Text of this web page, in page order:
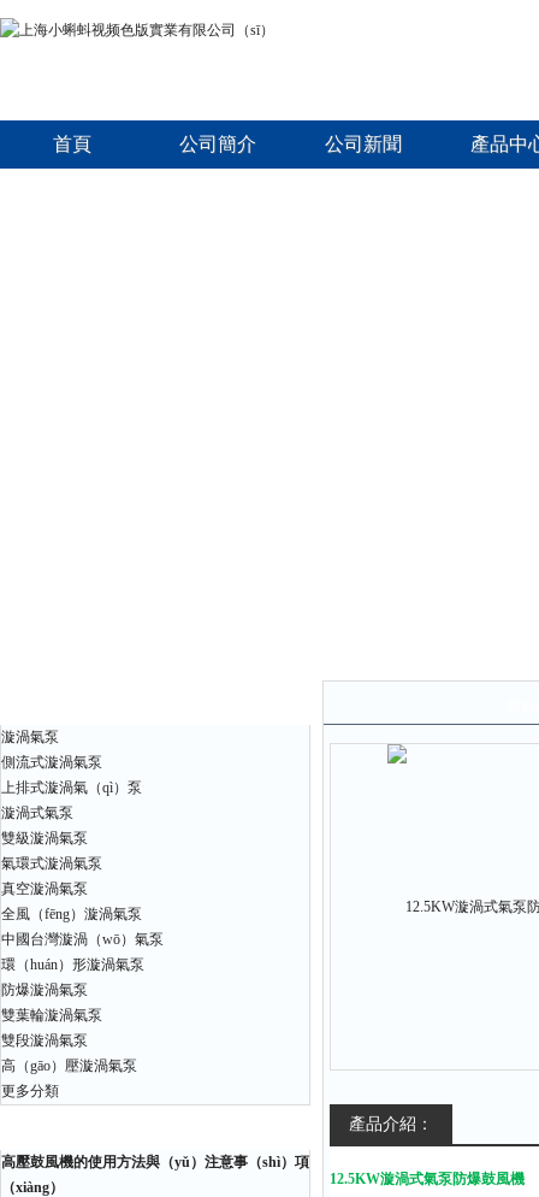
首頁 公司簡介 公司新聞 產品中
漩渦氣泵
側流式漩渦氣泵
上排式漩渦氣（qì）泵
漩渦式氣泵
雙級漩渦氣泵
氣環式漩渦氣泵
真空漩渦氣泵
全風（fēng）漩渦氣泵
中國台灣漩渦（wō）氣泵
環（huán）形漩渦氣泵
防爆漩渦氣泵
雙葉輪漩渦氣泵
雙段漩渦氣泵
高（gāo）壓漩渦氣泵
更多分類
高壓鼓風機的使用方法與（yǔ）注意事（shì）項
（xiàng）
產品介紹：
12.5KW漩渦式氣泵防爆鼓風機